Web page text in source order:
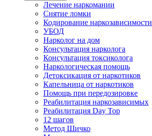
Лечение наркомании
Снятие ломки
Кодирование наркозависимости
УБОД
Нарколог на дом
Консультация нарколога
Консультация токсиколога
Наркологическая помощь
Детоксикация от наркотиков
Капельница от наркотиков
Помощь при передозировке
Реабилитация наркозависимых
Реабилитация Day Top
12 шагов
Метод Шичко